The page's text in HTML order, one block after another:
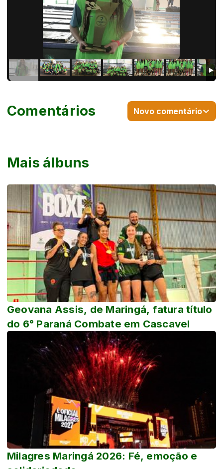
Mais álbuns
Geovana Assis, de Maringá, fatura título
do 6° Paraná Combate em Cascavel
Milagres Maringá 2026: Fé, emoção e
Comentários Novo comentário